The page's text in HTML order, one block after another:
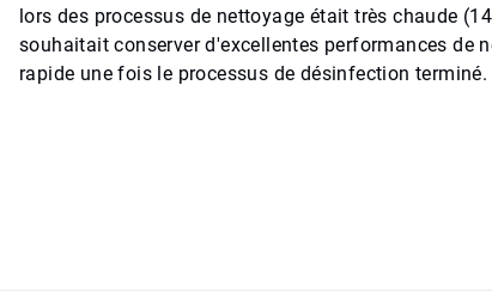
lors des processus de nettoyage était très chaude
souhaitait conserver d'excellentes performances de
rapide une fois le processus de désinfection terminé.